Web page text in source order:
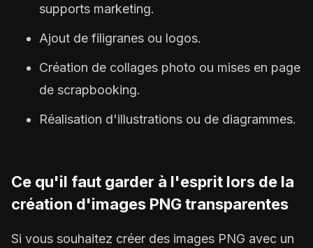
supports marketing.
Ajout de filigranes ou logos.
Création de collages photo ou mises en page
de scrapbooking.
Réalisation d'illustrations ou de diagrammes.
Ce qu'il faut garder à l'esprit lors de la
création d'images PNG transparentes
Si vous souhaitez créer des images PNG avec un